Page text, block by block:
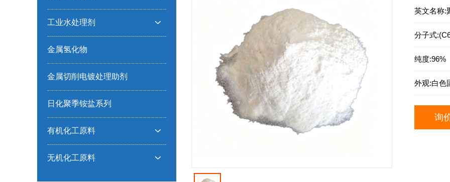
工业水处理剂 
金属氢化物
金属切削电镀处理助剂
日化聚季铵盐系列
有机化工原料 
无机化工原料 
英文名称:
分子式:
纯度:96%
外观:白色
询